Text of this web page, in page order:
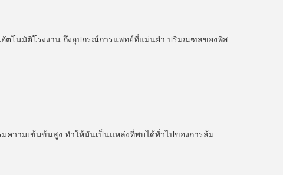
อัตโนมัติโรงงาน ถึงอุปกรณ์การแพทย์ที่แม่นยํา ปริมณฑลของพิส
วามเข้มข้นสูง ทําให้มันเป็นแหล่งที่พบได้ทั่วไปของการล้ม